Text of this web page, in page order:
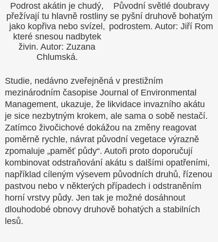
Podrost akátin je chudý,
přežívají tu hlavně rostliny
jako kopřiva nebo svízel,
které snesou nadbytek
živin. Autor: Zuzana
Chlumská.
Původní světlé doubravy
se pyšní druhově bohatým
podrostem. Autor: Jiří Rom
Studie, nedávno zveřejněná v prestižním
mezinárodním časopise Journal of Environmental
Management, ukazuje, že likvidace invazního akátu
je sice nezbytným krokem, ale sama o sobě nestačí.
Zatímco živočichové dokážou na změny reagovat
poměrně rychle, návrat původní vegetace výrazně
zpomaluje „paměť půdy“. Autoři proto doporučují
kombinovat odstraňování akátu s dalšími opatřeními,
například cíleným výsevem původních druhů, řízenou
pastvou nebo v některých případech i odstraněním
horní vrstvy půdy. Jen tak je možné dosáhnout
dlouhodobé obnovy druhově bohatých a stabilních
lesů.